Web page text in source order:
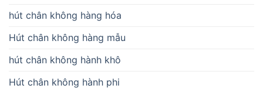
hút chân không hàng hóa
Hút chân không hàng mẫu
hút chân không hành khô
Hút chân không hành phi